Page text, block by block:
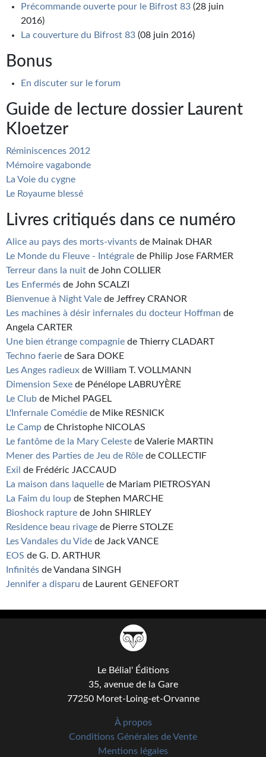
Précommande ouverte pour le Bifrost 83 (28 juin
2016)
La couverture du Bifrost 83 (08 juin 2016)
Bonus
En discuter sur le forum
Guide de lecture dossier Laurent
Kloetzer
Réminiscences 2012
Mémoire vagabonde
La Voie du cygne
Le Royaume blessé
Livres critiqués dans ce numéro
Alice au pays des morts-vivants de Mainak DHAR
Le Monde du Fleuve - Intégrale de Philip Jose FARMER
Terreur dans la nuit de John COLLIER
Les Enfermés de John SCALZI
Bienvenue à Night Vale de Jeffrey CRANOR
Les machines à désir infernales du docteur Hoffman de
Angela CARTER
Une bien étrange compagnie de Thierry CLADART
Techno faerie de Sara DOKE
Les Anges radieux de William T. VOLLMANN
Dimension Sexe de Pénélope LABRUYÈRE
Le Club de Michel PAGEL
L'Infernale Comédie de Mike RESNICK
Le Camp de Christophe NICOLAS
Le fantôme de la Mary Celeste de Valerie MARTIN
Mener des Parties de Jeu de Rôle de COLLECTIF
Exil de Frédéric JACCAUD
La maison dans laquelle de Mariam PIETROSYAN
La Faim du loup de Stephen MARCHE
Bioshock rapture de John SHIRLEY
Residence beau rivage de Pierre STOLZE
Les Vandales du Vide de Jack VANCE
EOS de G. D. ARTHUR
Infinités de Vandana SINGH
Jennifer a disparu de Laurent GENEFORT
Le Bélial' Éditions
35, avenue de la Gare
77250 Moret-Loing-et-Orvanne
À propos
Conditions Générales de Vente
Mentions légales